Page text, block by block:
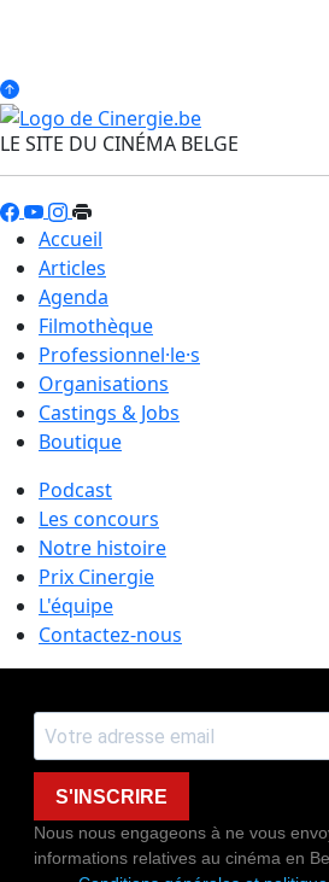
LE SITE DU CINÉMA BELGE
Accueil
Articles
Agenda
Filmothèque
Professionnel·le·s
Organisations
Castings & Jobs
Boutique
Podcast
Les concours
Notre histoire
Prix Cinergie
L'équipe
Contactez-nous
S'INSCRIRE
Nous nous engageons à ne vous
informations relatives au cinéma en